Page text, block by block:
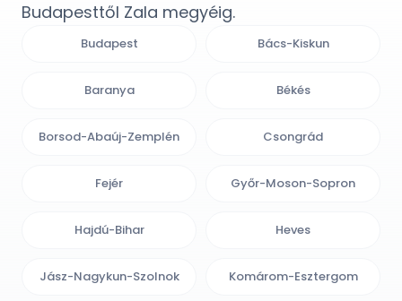
Budapesttől Zala megyéig.
Budapest Bács-Kiskun
Baranya Békés
Borsod-Abaúj-Zemplén Csongrád
Fejér Győr-Moson-Sopron
Hajdú-Bihar Heves
Jász-Nagykun-Szolnok Komárom-Esztergom